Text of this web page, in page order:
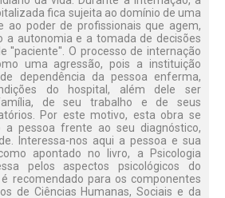
fica sujeita ao domínio de uma
ao poder de profissionais que agem,
a autonomia e a tomada de decisões
''paciente''. O processo de internação
uma agressão, pois a instituição
dependência da pessoa enferma,
do hospital, além dele ser
de seu trabalho e de seus
Por este motivo, esta obra se
a pessoa frente ao seu diagnóstico,
Interessa-nos aqui a pessoa e sua
apontado no livro, a Psicologia
pelos aspectos psicológicos do
recomendado para os componentes
de Ciências Humanas, Sociais e da